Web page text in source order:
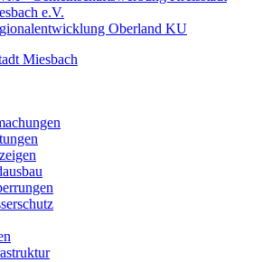
e.V.
Oberland KU